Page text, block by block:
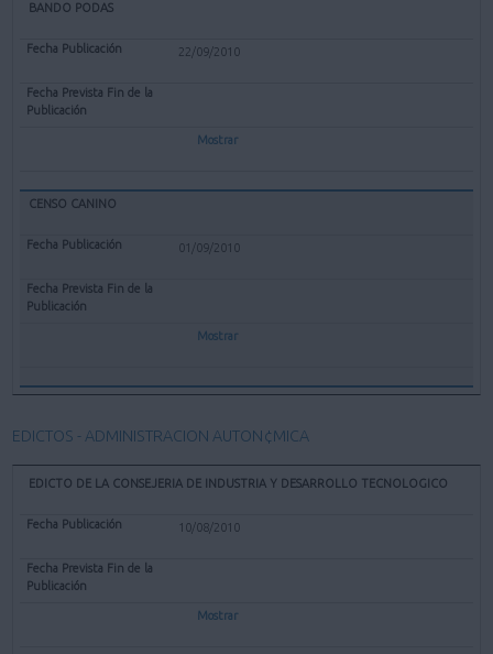
BANDO PODAS
22/09/2010
Mostrar
CENSO CANINO
01/09/2010
Mostrar
EDICTOS - ADMINISTRACION AUTON¢MICA
EDICTO DE LA CONSEJERIA DE INDUSTRIA Y DESARROLLO TECNOLOGICO
10/08/2010
Mostrar